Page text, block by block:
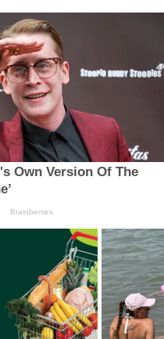
Own Version Of The
Brainberries